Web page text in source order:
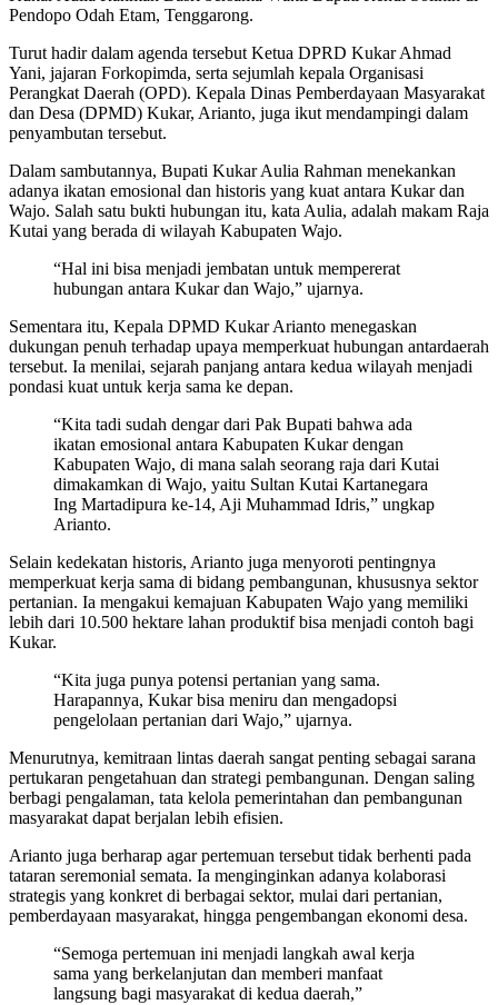
Pendopo Odah Etam, Tenggarong.
Turut hadir dalam agenda tersebut Ketua DPRD Kukar Ahmad
Yani, jajaran Forkopimda, serta sejumlah kepala Organisasi
Perangkat Daerah (OPD). Kepala Dinas Pemberdayaan Masyarakat
dan Desa (DPMD) Kukar, Arianto, juga ikut mendampingi dalam
penyambutan tersebut.
Dalam sambutannya, Bupati Kukar Aulia Rahman menekankan
adanya ikatan emosional dan historis yang kuat antara Kukar dan
Wajo. Salah satu bukti hubungan itu, kata Aulia, adalah makam Raja
Kutai yang berada di wilayah Kabupaten Wajo.
“Hal ini bisa menjadi jembatan untuk mempererat
hubungan antara Kukar dan Wajo,” ujarnya.
Sementara itu, Kepala DPMD Kukar Arianto menegaskan
dukungan penuh terhadap upaya memperkuat hubungan antardaerah
tersebut. Ia menilai, sejarah panjang antara kedua wilayah menjadi
pondasi kuat untuk kerja sama ke depan.
“Kita tadi sudah dengar dari Pak Bupati bahwa ada
ikatan emosional antara Kabupaten Kukar dengan
Kabupaten Wajo, di mana salah seorang raja dari Kutai
dimakamkan di Wajo, yaitu Sultan Kutai Kartanegara
Ing Martadipura ke-14, Aji Muhammad Idris,” ungkap
Arianto.
Selain kedekatan historis, Arianto juga menyoroti pentingnya
memperkuat kerja sama di bidang pembangunan, khususnya sektor
pertanian. Ia mengakui kemajuan Kabupaten Wajo yang memiliki
lebih dari 10.500 hektare lahan produktif bisa menjadi contoh bagi
Kukar.
“Kita juga punya potensi pertanian yang sama.
Harapannya, Kukar bisa meniru dan mengadopsi
pengelolaan pertanian dari Wajo,” ujarnya.
Menurutnya, kemitraan lintas daerah sangat penting sebagai sarana
pertukaran pengetahuan dan strategi pembangunan. Dengan saling
berbagi pengalaman, tata kelola pemerintahan dan pembangunan
masyarakat dapat berjalan lebih efisien.
Arianto juga berharap agar pertemuan tersebut tidak berhenti pada
tataran seremonial semata. Ia menginginkan adanya kolaborasi
strategis yang konkret di berbagai sektor, mulai dari pertanian,
pemberdayaan masyarakat, hingga pengembangan ekonomi desa.
“Semoga pertemuan ini menjadi langkah awal kerja
sama yang berkelanjutan dan memberi manfaat
langsung bagi masyarakat di kedua daerah,”